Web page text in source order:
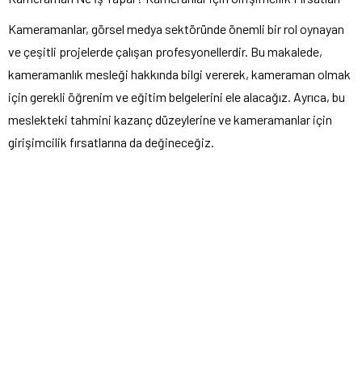
Kameramanlar, görsel medya sektöründe önemli bir rol oynayan
ve çeşitli projelerde çalışan profesyonellerdir. Bu makalede,
kameramanlık mesleği hakkında bilgi vererek, kameraman olmak
için gerekli öğrenim ve eğitim belgelerini ele alacağız. Ayrıca, bu
meslekteki tahmini kazanç düzeylerine ve kameramanlar için
girişimcilik fırsatlarına da değineceğiz.